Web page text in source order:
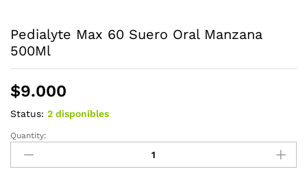
Pedialyte Max 60 Suero Oral Manzana
500Ml
$9.000
Status: 2 disponibles
Pedialyte
Max
60
Quantity: